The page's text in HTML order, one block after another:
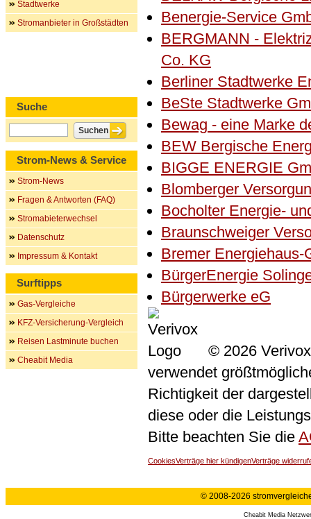
Benergie-Service
BERGMANN -
Co. KG
Berliner Stadtwerke
BeSte Stadtwerke
Bewag - eine Marke
BEW Bergische
BIGGE ENERGIE
Blomberger
Bocholter Energie-
Braunschweiger
Bremer Energiehaus-
BürgerEnergie
Bürgerwerke eG
© 2026
verwendet
Richtigkeit der
diese oder die
Bitte beachten Sie die
CookiesVerträge hier kündigenVerträge
Stadtwerke
Stromanbieter in Großstädten
Suche
Strom-News & Service
Strom-News
Fragen & Antworten (FAQ)
Stromabieterwechsel
Datenschutz
Impressum & Kontakt
Surftipps
Gas-Vergleiche
KFZ-Versicherung-Vergleich
Reisen Lastminute buchen
Cheabit Media
© 2008-2026
Cheabit Media